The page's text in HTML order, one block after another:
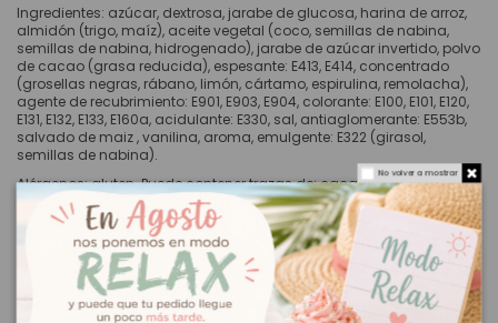
Ingredientes: azúcar, dextrosa, jarabe de glucosa, harina de arroz,
almidón (trigo, maíz), aceite vegetal (coco, semillas de nabina,
semillas de nabina, hidrogenado), jarabe de azúcar invertido, polvo
de cacao (grasa reducida), espesante: E413, E414, concentrado
(grosellas negras, rábano, limón, cártamo, espirulina, remolacha),
agente de recubrimiento: E901, E903, E904, colorante: E100, E101, E120,
E131, E132, E133, E160a, acidulante: E330, sal, antiaglomerante: E553b,
salvado de maiz , vanilina, aroma, emulgente: E322 (girasol,
semillas de nabina).
Alérgenos: gluten. Puede contener trazas de: cacahuetes, soja,
leche, frutos de cáscara.
Contiene: 65 gr.
Marca: FunCakes.
No volver a mostrar